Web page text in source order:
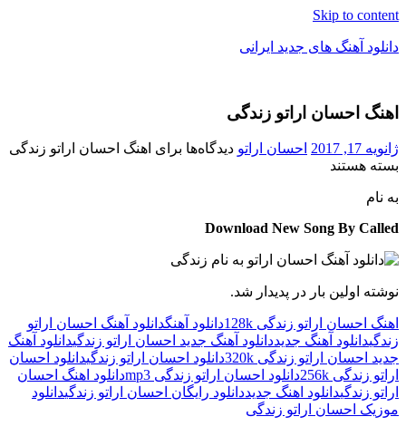
Skip to content
دانلود آهنگ های جدید ایرانی
فول
موزیک
اهنگ احسان اراتو زندگی
ژانویه 17, 2017 احسان اراتو دیدگاه‌ها برای اهنگ احسان اراتو زندگی
بسته هستند
به نام
Download New Song By Called
نوشته اولین بار در پدیدار شد.
اهنگ احسان اراتو زندگی 128k دانلود آهنگدانلود آهنگ احسان اراتو
زندگیدانلود آهنگ جدیددانلود آهنگ جدید احسان اراتو زندگیدانلود آهنگ
جدید احسان اراتو زندگی 320k
دانلود احسان اراتو زندگیدانلود احسان
اراتو زندگی 256k
دانلود احسان اراتو زندگی mp3
دانلود اهنگ احسان
اراتو زندگیدانلود اهنگ جدیددانلود رایگان احسان اراتو زندگیدانلود
موزیک احسان اراتو زندگی